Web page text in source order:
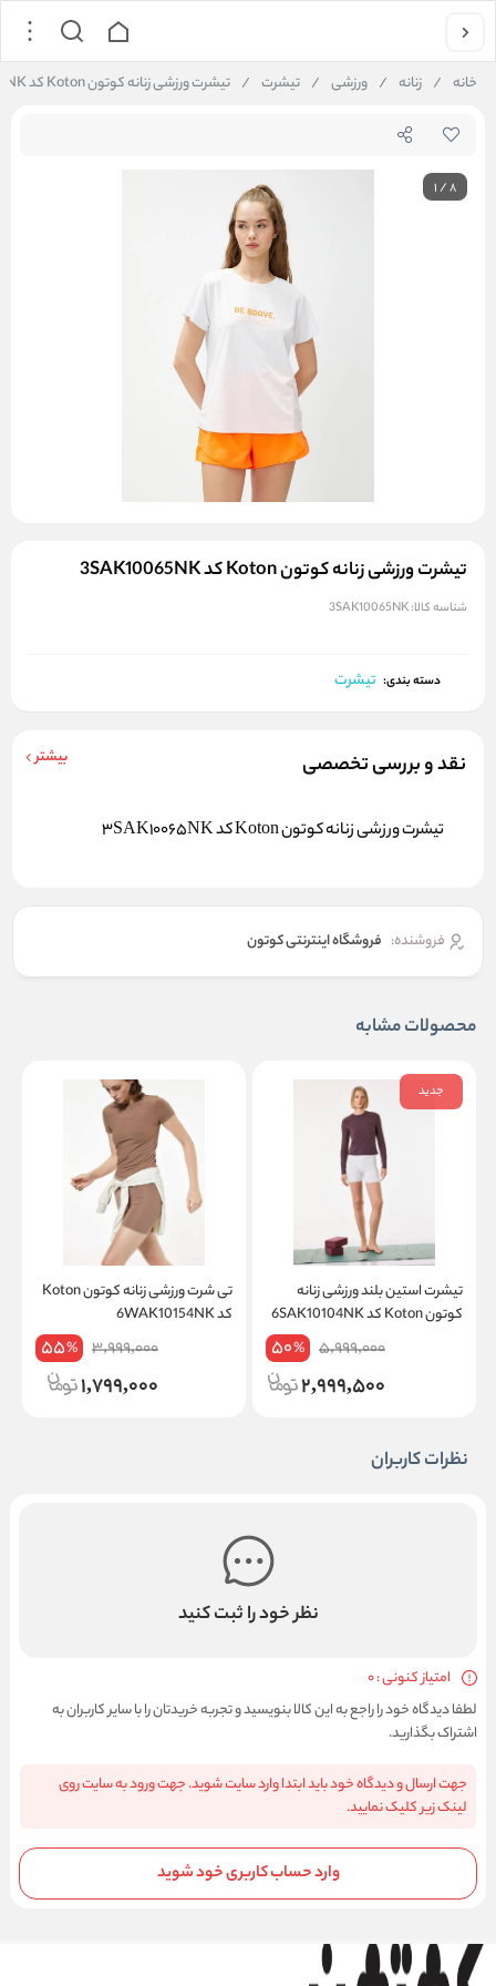
خانه / زنانه / ورزشی / تیشرت / تیشرت ورزشی زنانه کوتون Koton کد 3SAK10065NK
1/8
تیشرت ورزشی زنانه کوتون Koton کد 3SAK10065NK
شناسه کالا:3SAK10065NK
دسته بندی: تیشرت
نقد و بررسی تخصصی بیشتر
تیشرت ورزشی زنانه کوتون Koton کد 3SAK10065NK
فروشنده: فروشگاه اینترنتی کوتون
محصولات مشابه
جدید
تیشرت استین بلند ورزشی زنانه
کوتون Koton کد 6SAK10104NK
5,999,000
50%
2,999,500
تی شرت ورزشی زنانه کوتون Koton
کد 6WAK10154NK
3,999,000
55%
1,799,000
نظرات کاربران
نظر خود را ثبت کنید
امتیاز کنونی : 0
لطفا دیدگاه خود را راجع به این کالا بنویسید و تجربه خریدتان را با سایر کاربران به
اشتراک بگذارید.
جهت ارسال و دیدگاه خود باید ابتدا وارد سایت شوید. جهت ورود به سایت روی
لینک زیر کلیک نمایید.
وارد حساب کاربری خود شوید